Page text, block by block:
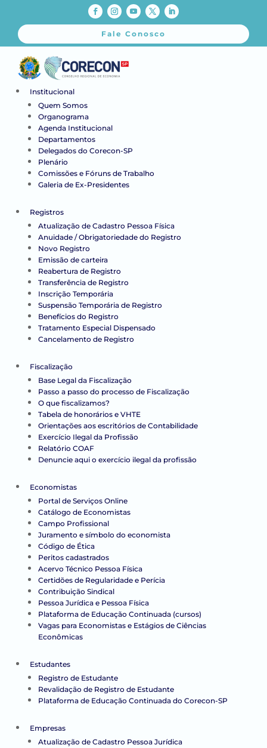
Fale Conosco
Institucional
Quem Somos
Organograma
Agenda Institucional
Departamentos
Delegados do Corecon-SP
Plenário
Comissões e Fóruns de Trabalho
Galeria de Ex-Presidentes
Registros
Atualização de Cadastro Pessoa Física
Anuidade / Obrigatoriedade do Registro
Novo Registro
Emissão de carteira
Reabertura de Registro
Transferência de Registro
Inscrição Temporária
Suspensão Temporária de Registro
Benefícios do Registro
Tratamento Especial Dispensado
Cancelamento de Registro
Fiscalização
Base Legal da Fiscalização
Passo a passo do processo de Fiscalização
O que fiscalizamos?
Tabela de honorários e VHTE
Orientações aos escritórios de Contabilidade
Exercício Ilegal da Profissão
Relatório COAF
Denuncie aqui o exercício ilegal da profissão
Economistas
Portal de Serviços Online
Catálogo de Economistas
Campo Profissional
Juramento e símbolo do economista
Código de Ética
Peritos cadastrados
Acervo Técnico Pessoa Física
Certidões de Regularidade e Perícia
Contribuição Sindical
Pessoa Jurídica e Pessoa Física
Plataforma de Educação Continuada (cursos)
Vagas para Economistas e Estágios de Ciências
Econômicas
Estudantes
Registro de Estudante
Revalidação de Registro de Estudante
Plataforma de Educação Continuada do Corecon-SP
Empresas
Atualização de Cadastro Pessoa Jurídica